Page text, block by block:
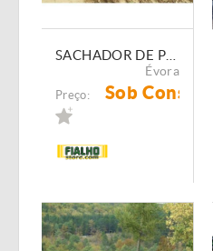
SACHADOR DE PRECISÃO TERRATECK DUO
Évora
Preço: Sob Consulta